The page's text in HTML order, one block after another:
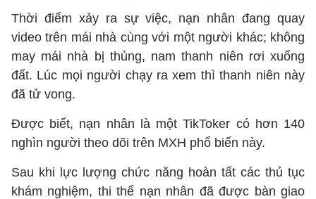
Thời điểm xảy ra sự việc, nạn nhân đang quay
video trên mái nhà cùng với một người khác; không
may mái nhà bị thủng, nam thanh niên rơi xuống
đất. Lúc mọi người chạy ra xem thì thanh niên này
đã tử vong.
Được biết, nạn nhân là một TikToker có hơn 140
nghìn người theo dõi trên MXH phổ biến này.
Sau khi lực lượng chức năng hoàn tất các thủ tục
khám nghiệm, thi thể nạn nhân đã được bàn giao